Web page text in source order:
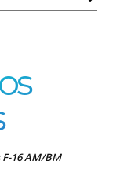
16 AM/BM